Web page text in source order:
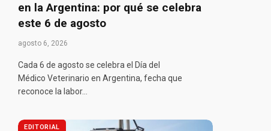
en la Argentina: por qué se celebra
este 6 de agosto
agosto 6, 2026
Cada 6 de agosto se celebra el Día del
Médico Veterinario en Argentina, fecha que
reconoce la labor…
EDITORIAL